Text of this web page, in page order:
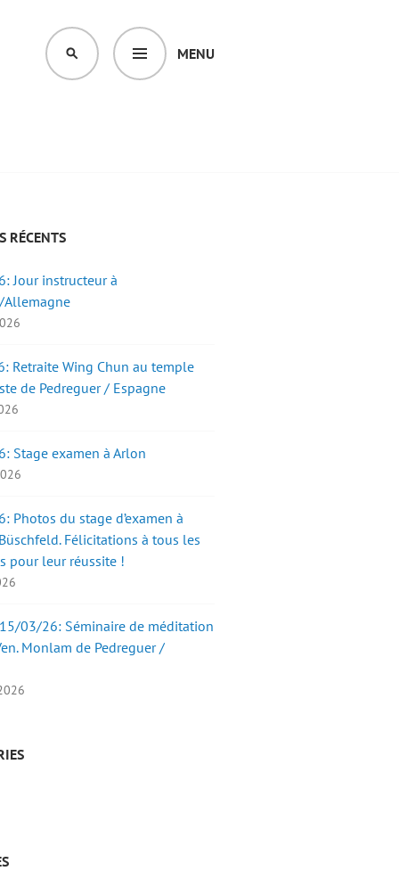
MENU
SEARCH
RÉCENTS
Jour instructeur à
Allemagne
Retraite Wing Chun au temple
de Pedreguer / Espagne
Stage examen à Arlon
Photos du stage d’examen à
Félicitations à tous les
pour leur réussite !
03/26: Séminaire de méditation
Monlam de Pedreguer /